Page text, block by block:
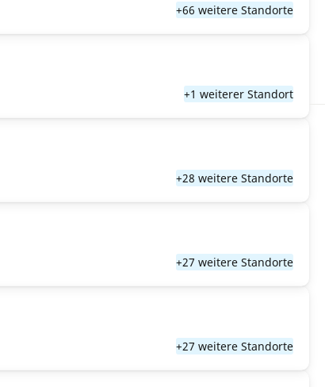
+66 weitere Standorte
+1 weiterer Standort
+28 weitere Standorte
+27 weitere Standorte
+27 weitere Standorte